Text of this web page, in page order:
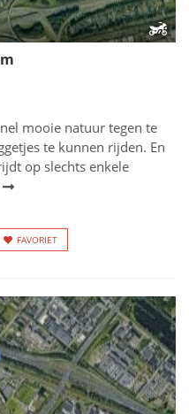
mooie natuur tegen te
te kunnen rijden. En
op slechts enkele
FAVORIET